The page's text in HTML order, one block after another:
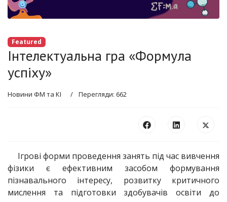
Featured
Інтелектуальна гра «Формула
успіху»
Новини ФМ та КІ Перегляди: 662
Ігрові форми проведення занять під час вивчення
фізики є ефективним засобом формування
пізнавального інтересу, розвитку критичного
мислення та підготовки здобувачів освіти до